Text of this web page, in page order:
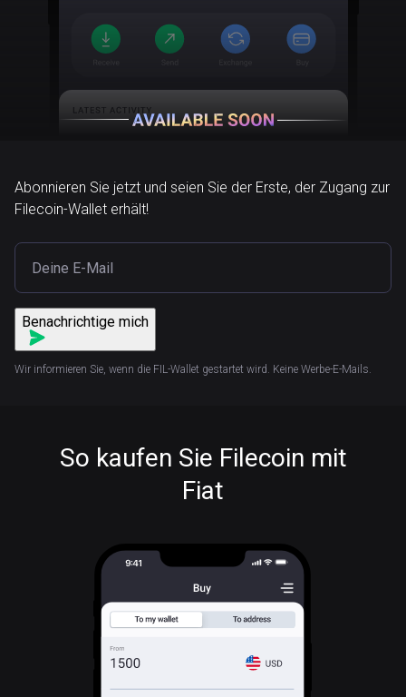
Abonnieren Sie jetzt und seien Sie der Erste, der Zugang zur
Filecoin-Wallet erhält!
Benachrichtige mich
Wir informieren Sie, wenn die FIL-Wallet gestartet wird. Keine Werbe-E-Mails.
So kaufen Sie Filecoin mit
Fiat